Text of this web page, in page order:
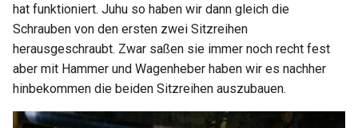
hat funktioniert. Juhu so haben wir dann gleich die
Schrauben von den ersten zwei Sitzreihen
herausgeschraubt. Zwar saßen sie immer noch recht fest
aber mit Hammer und Wagenheber haben wir es nachher
hinbekommen die beiden Sitzreihen auszubauen.